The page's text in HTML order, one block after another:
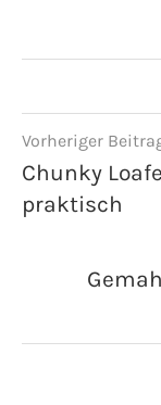
Vorheriger
Chunky
praktisch